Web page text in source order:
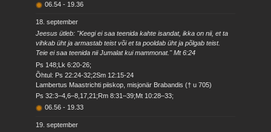
06.54 - 19.36
18. september
Jeesus ütleb: "Keegi ei saa teenida kahte isandat, ikka on nii, et ta
vihkab üht ja armastab teist või et ta pooldab üht ja põlgab teist.
Teie ei saa teenida nii Jumalat kui mammonat." Mt 6:24
Ps 148;Lk 6:20-26;
Õhtul: Ps 22:24-32;2Sm 12:15-24
Lambertus Maastrichti piiskop, misjonär Brabandis († u 705)
Ps 32:3–4,6–8,17,21;Rm 8:31–39;Mt 10:28–33;
06.56 - 19.33
19. september